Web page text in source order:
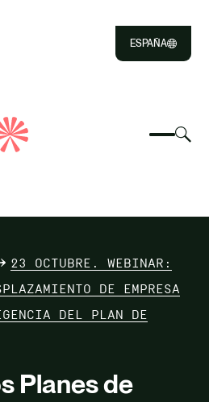
ESPAÑA
menú
23 OCTUBRE. WEBINAR:
DE EMPRESA
DEL PLAN DE
Planes de